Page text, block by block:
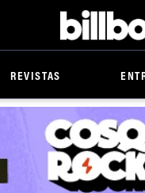
Billboard
REVISTAS